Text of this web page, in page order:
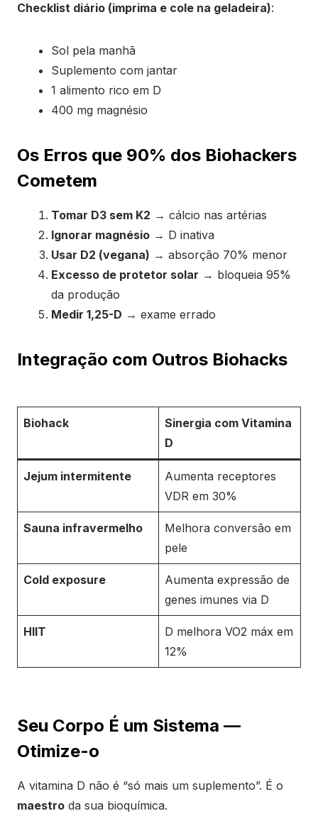
Checklist diário (imprima e cole na geladeira):
Sol pela manhã
Suplemento com jantar
1 alimento rico em D
400 mg magnésio
Os Erros que 90% dos Biohackers
Cometem
Tomar D3 sem K2 → cálcio nas artérias
Ignorar magnésio → D inativa
Usar D2 (vegana) → absorção 70% menor
Excesso de protetor solar → bloqueia 95%
da produção
Medir 1,25-D → exame errado
Integração com Outros Biohacks
Biohack
Sinergia com Vitamina
D
Jejum intermitente
Aumenta receptores
VDR em 30%
Sauna infravermelho
Melhora conversão em
pele
Cold exposure
Aumenta expressão de
genes imunes via D
HIIT
D melhora VO2 máx em
12%
Seu Corpo É um Sistema —
Otimize-o
A vitamina D não é “só mais um suplemento”. É o
maestro da sua bioquímica.